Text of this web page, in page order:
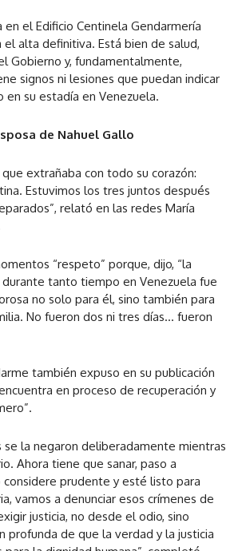
el Edificio Centinela Gendarmería
el alta definitiva. Está bien de salud,
Gobierno y, fundamentalmente,
signos ni lesiones que puedan indicar
su estadía en Venezuela.
de Nahuel Gallo
extrañaba con todo su corazón:
Estuvimos los tres juntos después
relató en las redes María
“respeto” porque, dijo, “la
tanto tiempo en Venezuela fue
no solo para él, sino también para
No fueron dos ni tres días… fueron
también expuso en su publicación
en proceso de recuperación y
se la negaron deliberadamente mientras
Ahora tiene que sanar, paso a
considere prudente y esté listo para
vamos a denunciar esos crímenes de
justicia, no desde el odio, sino
profunda de que la verdad y la justicia